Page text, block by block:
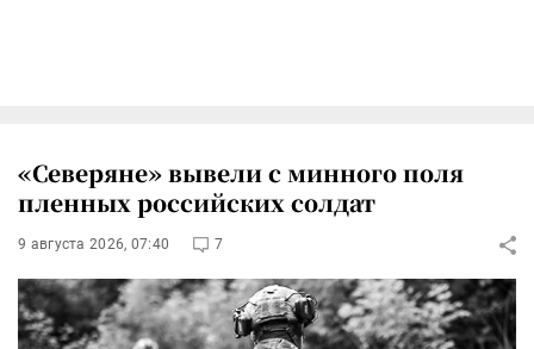
«Северяне» вывели с минного поля
пленных российских солдат
9 августа 2026, 07:40 7